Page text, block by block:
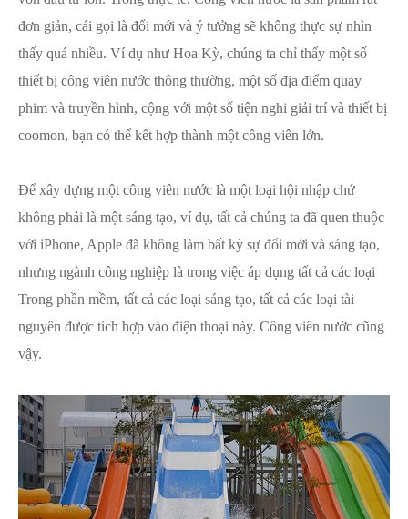
đơn giản, cái gọi là đổi mới và ý tưởng sẽ không thực sự nhìn
thấy quá nhiều. Ví dụ như Hoa Kỳ, chúng ta chỉ thấy một số
thiết bị công viên nước thông thường, một số địa điểm quay
phim và truyền hình, cộng với một số tiện nghi giải trí và thiết bị
coomon, bạn có thể kết hợp thành một công viên lớn.
Để xây dựng một công viên nước là một loại hội nhập chứ
không phải là một sáng tạo, ví dụ, tất cả chúng ta đã quen thuộc
với iPhone, Apple đã không làm bất kỳ sự đổi mới và sáng tạo,
nhưng ngành công nghiệp là trong việc áp dụng tất cả các loại
Trong phần mềm, tất cả các loại sáng tạo, tất cả các loại tài
nguyên được tích hợp vào điện thoại này. Công viên nước cũng
vậy.